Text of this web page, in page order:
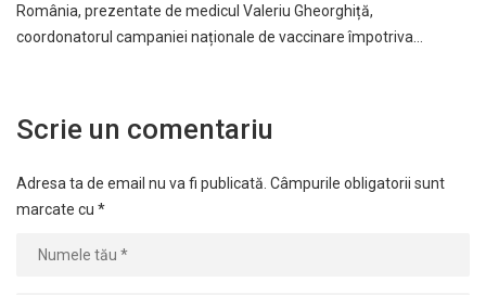
România, prezentate de medicul Valeriu Gheorghiță,
coordonatorul campaniei naționale de vaccinare împotriva…
Scrie un comentariu
Adresa ta de email nu va fi publicată. Câmpurile obligatorii sunt
marcate cu *